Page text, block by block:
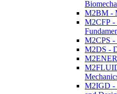
M2BM -
M2CFP -
M2CPS -
M2DS -
M2IGD -